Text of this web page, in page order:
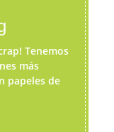
Tenemos
más
papeles de